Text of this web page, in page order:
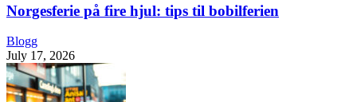
Norgesferie på fire hjul: tips til bobilferien
Blogg
July 17, 2026